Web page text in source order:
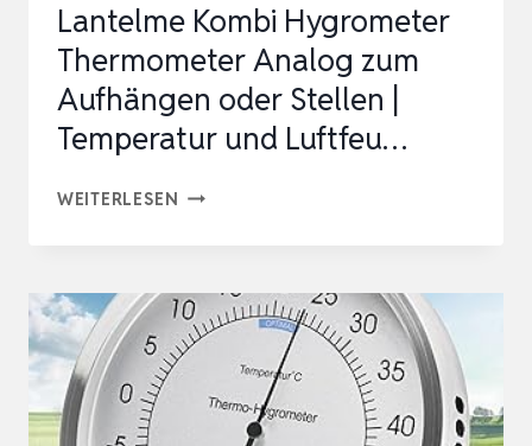
MINI
LUF…
Lantelme Kombi Hygrometer
Thermometer Analog zum
Aufhängen oder Stellen |
Temperatur und Luftfeu…
WEITERLESEN LANTELME
THERMOMETER
ANALOG
AUFHÄNGEN